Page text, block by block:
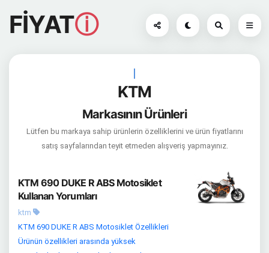
FİYATⓘ
|
KTM
Markasının Ürünleri
Lütfen bu markaya sahip ürünlerin özelliklerini ve ürün fiyatlarını
satış sayfalarından teyit etmeden alışveriş yapmayınız.
KTM 690 DUKE R ABS Motosiklet
Kullanan Yorumları
ktm
KTM 690 DUKE R ABS Motosiklet Özellikleri
Ürünün özellikleri arasında yüksek